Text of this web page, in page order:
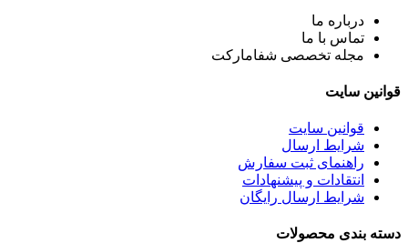
درباره ما
تماس با ما
مجله تخصصی شفامارکت
قوانین سایت
قوانین سایت
شرایط ارسال
راهنمای ثبت سفارش
انتقادات و پیشنهادات
شرایط ارسال رایگان
دسته بندی محصولات